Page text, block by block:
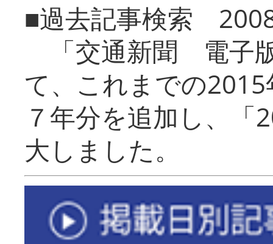
■過去記事検索
「交通新聞 電子
て、これまでの
７年分を追加し、「
大しまし